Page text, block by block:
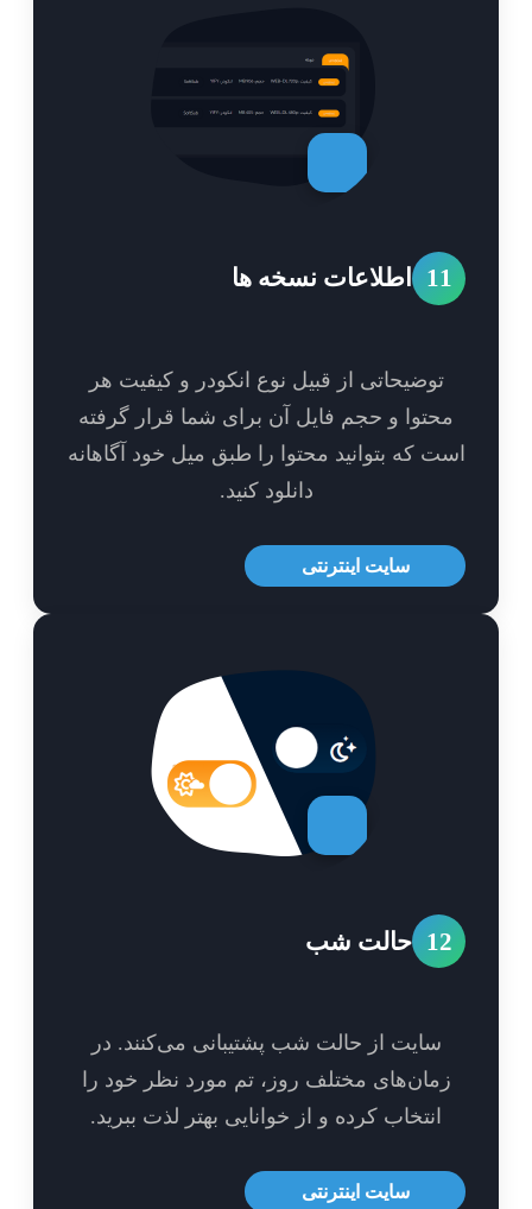
اطلاعات نسخه ها
توضیحاتی از قبیل نوع انکودر و کیفیت هر
و حجم فایل آن برای شما قرار گرفته
که بتوانید محتوا را طبق میل خود آگاهانه
دانلود کنید.
سایت اینترنتی
حالت شب
سایت از حالت شب پشتیبانی می‌کنند. در
مختلف روز، تم مورد نظر خود را
انتخاب کرده و از خوانایی بهتر لذت ببرید.
سایت اینترنتی